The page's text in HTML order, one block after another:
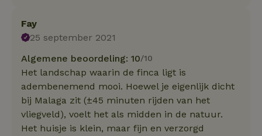
Fay
25 september 2021
Algemene beoordeling: 10/10
Het landschap waarin de finca ligt is
adembenemend mooi. Hoewel je eigenlijk dicht
bij Malaga zit (±45 minuten rijden van het
vliegveld), voelt het als midden in de natuur.
Het huisje is klein, maar fijn en verzorgd